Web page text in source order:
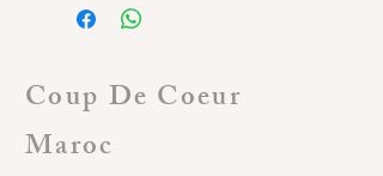
Coup De Coeur
Maroc